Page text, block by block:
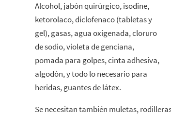
Alcohol, jabón quirúrgico, isodine,
ketorolaco, diclofenaco (tabletas y
gel), gasas, agua oxigenada, cloruro
de sodio, violeta de genciana,
pomada para golpes, cinta adhesiva,
algodón, y todo lo necesario para
heridas, guantes de látex.
Se necesitan también muletas,